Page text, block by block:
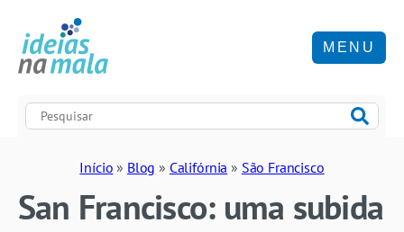
MENU
Início » Blog » Califórnia » São Francisco
San Francisco: uma subida